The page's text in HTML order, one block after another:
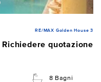
RE/MAX Golden House 3
Richiedere quotazione
8 Bagni